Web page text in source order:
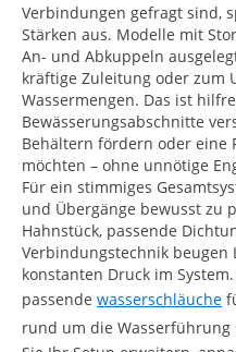
Verbindungen gefragt sind,
Stärken aus. Modelle mit
An- und Abkuppeln
kräftige Zuleitung oder zum
Wassermengen. Das ist
Bewässerungsabschnitte
Behältern fördern oder eine
möchten – ohne unnötige
Für ein stimmiges
und Übergänge bewusst zu
Hahnstück, passende
Verbindungstechnik beugen
konstanten Druck im
passende wasserschläuche
rund um die Wasserführung